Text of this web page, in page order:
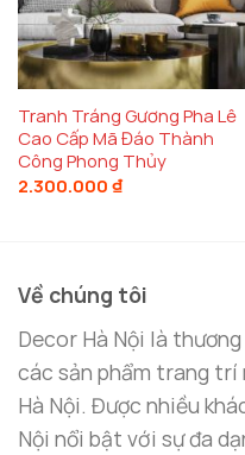
là chất liệu sử dụng
luôn cam kết sử dụng
tranh sơn dầuchất
bỉ, sắc nét và độ sáng
Khung hợp kim
Tranh sơn dầu
sắc sắc nét và bền
chi tiết trong tranh.
không bị phai màu
dàng bảo quản và
Tranh Tráng Gương Pha Lê
Cao Cấp Mã Đáo Thành
Công Phong Thủy
2.300.000 ₫
Về chúng tôi
Decor Hà Nội là
các sản phẩm trang
Hà Nội. Được nhiều
Nội nổi bật với sự đa